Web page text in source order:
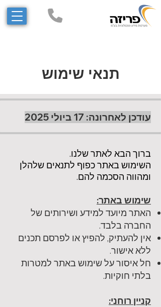
תנאי שימוש
עודכן לאחרונה: 17 ביולי 2025
ברוך הבא לאתר שלנו.
השימוש באתר כפוף לתנאים שלהלן
ומהווה הסכמה להם.​​
שימוש באתר:
האתר מיועד למידע ושירותים של
החברה בלבד.
אין להעתיק, להפיץ או לפרסם תכנים
ללא אישור.
חל איסור על שימוש באתר למטרות
בלתי חוקיות.
קניין רוחני: